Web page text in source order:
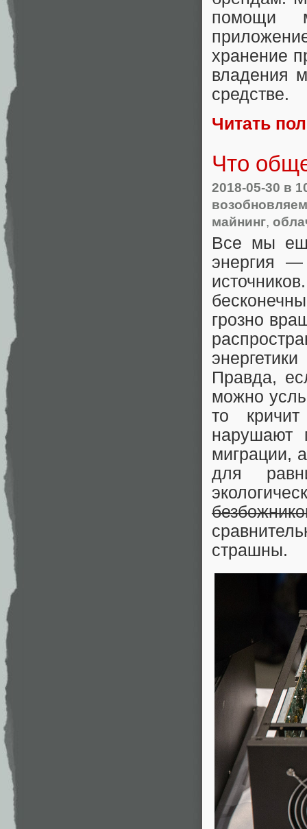
помощи
хранение
владения
средстве.
Читать
Что
2018-05-30 в
майнинг,
Все мы
энергия —
грозно
Правда,
можно
то
нарушают
миграции,
для
страшны.